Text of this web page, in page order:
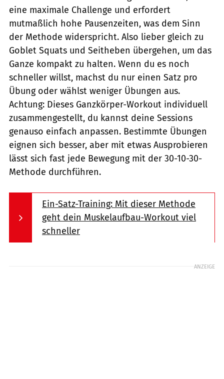
eine maximale Challenge und erfordert
mutmaßlich hohe Pausenzeiten, was dem Sinn
der Methode widerspricht. Also lieber gleich zu
Goblet Squats und Seitheben übergehen, um das
Ganze kompakt zu halten. Wenn du es noch
schneller willst, machst du nur einen Satz pro
Übung oder wählst weniger Übungen aus.
Achtung: Dieses Ganzkörper-Workout individuell
zusammengestellt, du kannst deine Sessions
genauso einfach anpassen. Bestimmte Übungen
eignen sich besser, aber mit etwas Ausprobieren
lässt sich fast jede Bewegung mit der 30-10-30-
Methode durchführen.
Ein-Satz-Training: Mit dieser Methode
geht dein Muskelaufbau-Workout viel
schneller
ANZEIGE